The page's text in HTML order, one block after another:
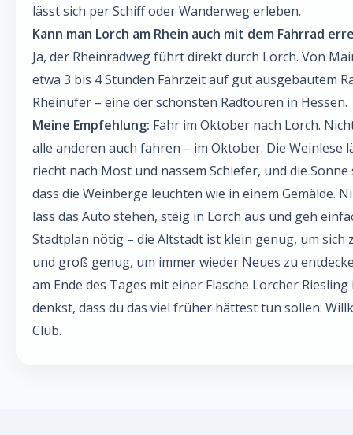
lässt sich per Schiff oder Wanderweg erleben.
Kann man Lorch am Rhein auch mit dem Fahrrad
Ja, der Rheinradweg führt direkt durch Lorch. Von
etwa 3 bis 4 Stunden Fahrzeit auf gut ausgebautem
Rheinufer – eine der schönsten Radtouren in Hessen.
Meine Empfehlung: Fahr im Oktober nach Lorch.
alle anderen auch fahren – im Oktober. Die Weinlese
riecht nach Most und nassem Schiefer, und die
dass die Weinberge leuchten wie in einem Gemälde.
lass das Auto stehen, steig in Lorch aus und geh
Stadtplan nötig – die Altstadt ist klein genug, um sich
und groß genug, um immer wieder Neues zu
am Ende des Tages mit einer Flasche Lorcher
denkst, dass du das viel früher hättest tun sollen:
Club.